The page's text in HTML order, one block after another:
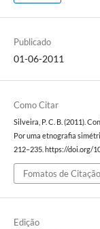
Publicado
01-06-2011
Como Citar
Silveira, P. C. B. (2011).
Por uma etnografia
212–235. https://doi.org/
Fomatos de Citação
Edição